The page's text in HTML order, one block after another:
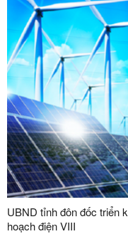
UBND tỉnh đôn đốc triển
hoạch điện VIII